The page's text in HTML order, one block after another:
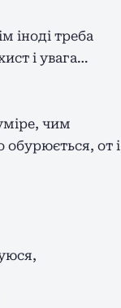
іноді треба
і увага…
чим
обурюється, от і